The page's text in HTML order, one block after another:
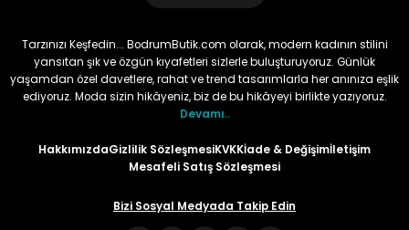
Tarzınızı Keşfedin... BodrumButik.com olarak, modern kadının stilini
yansıtan şık ve özgün kıyafetleri sizlerle buluşturuyoruz. Günlük
yaşamdan özel davetlere, rahat ve trend tasarımlarla her anınıza eşlik
ediyoruz. Moda sizin hikâyeniz, biz de bu hikâyeyi birlikte yazıyoruz.
Devamı..
HakkımızdaGizlilik SözleşmesiKVKKİade & Değişimİletişim
Mesafeli Satış Sözleşmesi
Bizi Sosyal Medyada Takip Edin